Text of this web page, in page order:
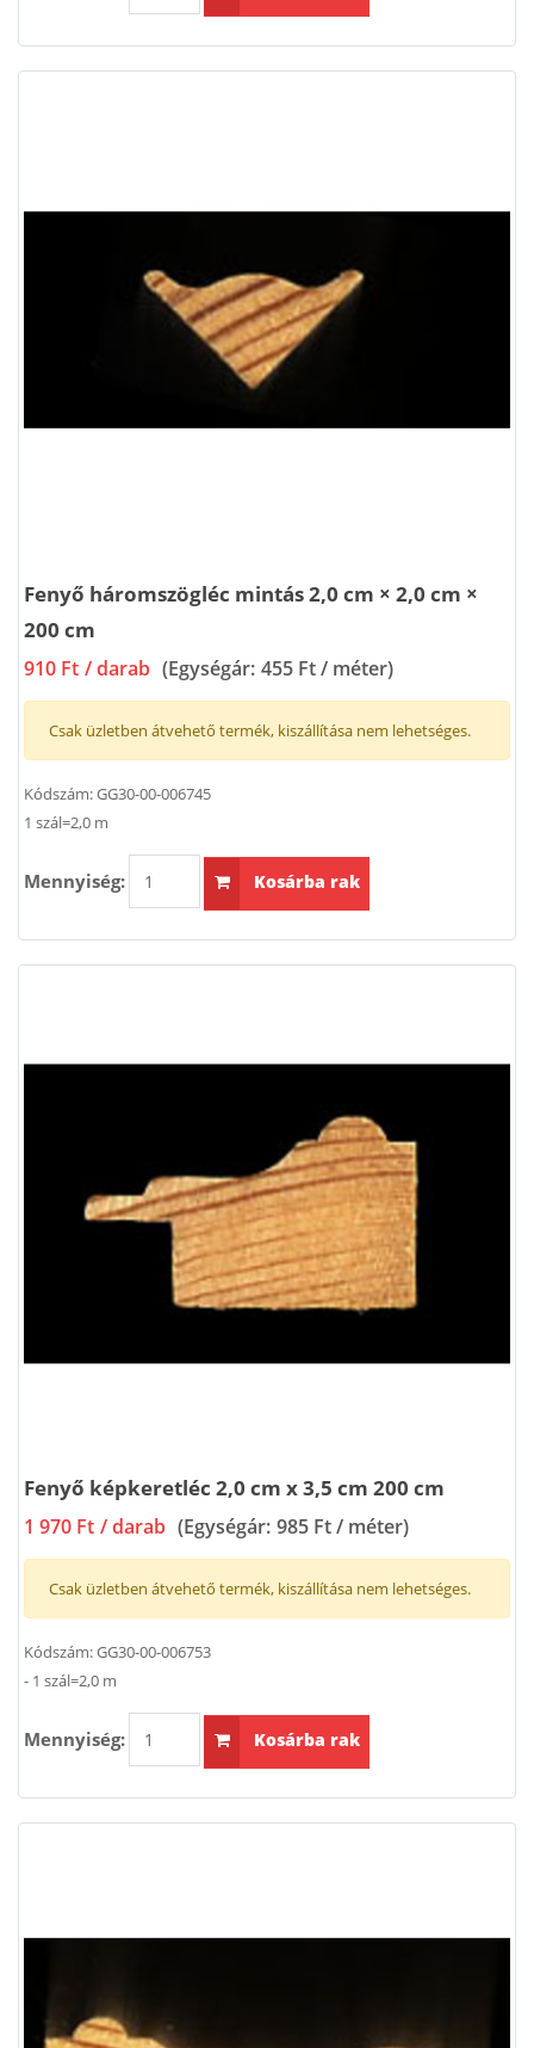
Fenyő háromszögléc mintás 2,0 cm × 2,0 cm ×
200 cm
910 Ft / darab (Egységár: 455 Ft / méter)
Csak üzletben átvehető termék, kiszállítása nem lehetséges.
Kódszám:GG30-00-006745
1 szál=2,0 m
Mennyiség: Kosárba rak
Fenyő képkeretléc 2,0 cm x 3,5 cm 200 cm
1 970 Ft / darab (Egységár: 985 Ft / méter)
Csak üzletben átvehető termék, kiszállítása nem lehetséges.
Kódszám:GG30-00-006753
- 1 szál=2,0 m
Mennyiség: Kosárba rak